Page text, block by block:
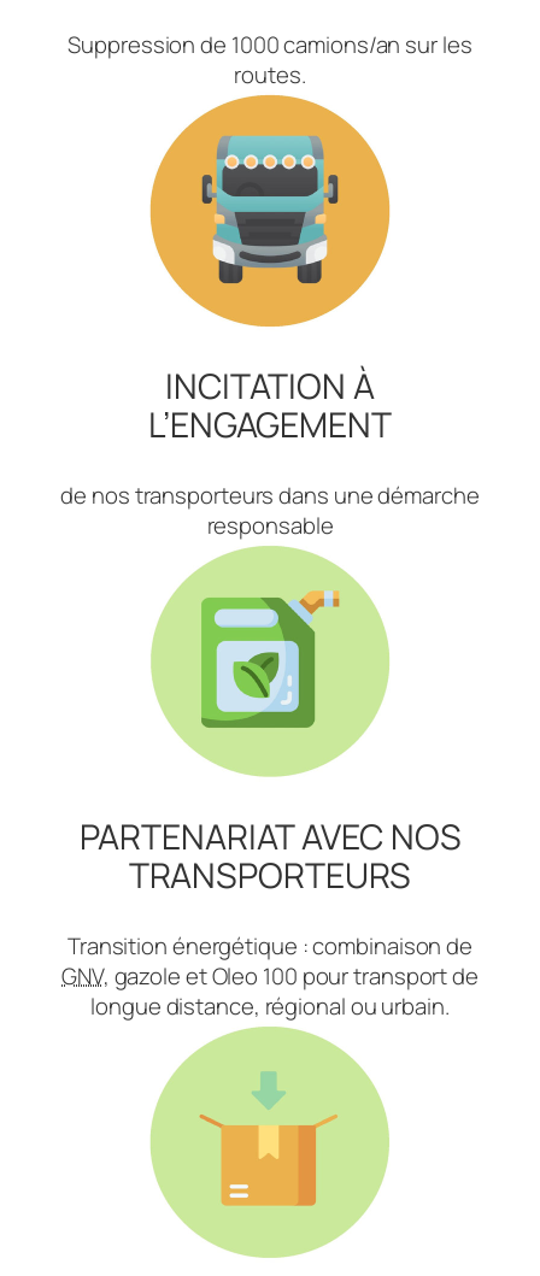
Suppression de 1000 camions/an sur les
routes.
INCITATION À
L’ENGAGEMENT
de nos transporteurs dans une démarche
responsable
PARTENARIAT AVEC NOS
TRANSPORTEURS
Transition énergétique : combinaison de
GNV, gazole et Oleo 100 pour transport de
longue distance, régional ou urbain.